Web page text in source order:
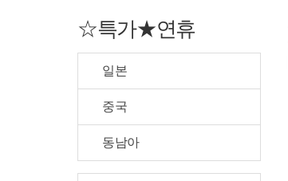
☆특가★연휴
일본
중국
동남아